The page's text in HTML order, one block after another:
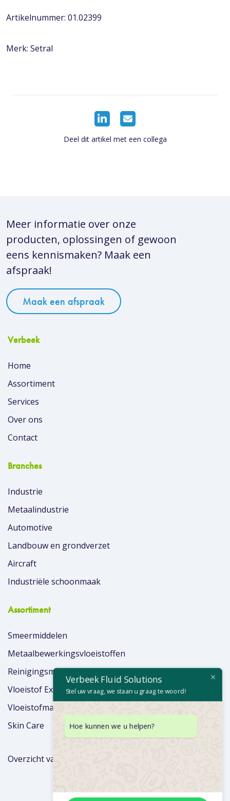
Artikelnummer: 01.02399
Merk: Setral
Deel dit artikel met een collega
Meer informatie over onze
producten, oplossingen of gewoon
eens kennismaken? Maak een
afspraak!
Maak een afspraak
Verbeek
Home
Assortiment
Services
Over ons
Contact
Branches
Industrie
Metaalindustrie
Automotive
Landbouw en grondverzet
Aircraft
Industriële schoonmaak
Assortiment
Smeermiddelen
Metaalbewerkingsvloeistoffen
Reinigingsmiddelen
Vloeistof Extra’s
Vloeistofmanagement
Skin Care
Overzicht van merken
Verbeek Fluid Solutions
Stel uw vraag, we staan u graag te woord!
Hoe kunnen we u helpen?